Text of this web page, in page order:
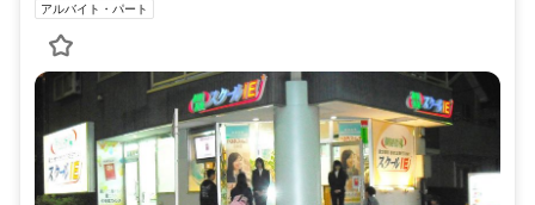
アルバイト・パート